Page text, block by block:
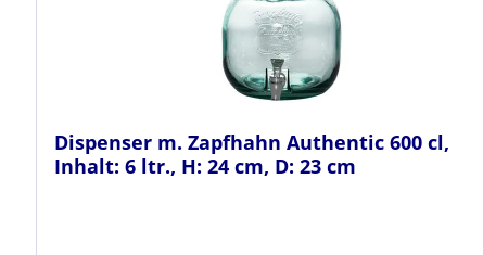
Dispenser m. Zapfhahn Authentic 600 cl,
Inhalt: 6 ltr., H: 24 cm, D: 23 cm